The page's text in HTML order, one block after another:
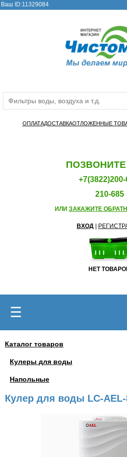
Ваш ID:11329084
ОПЛАТАДОСТАВКАОТЛОЖЕННЫЕ
+7(3822)200-
210-685
ИЛИ ЗАКАЖИТЕ
ВХОД
НЕТ
☰
Каталог товаров
Кулеры для воды
Напольные
Кулер для воды LC-